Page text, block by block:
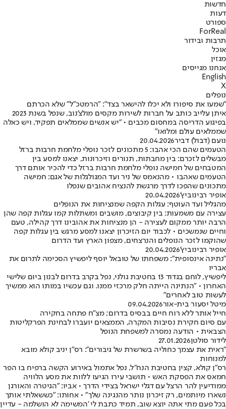
חדשות
דעות
ספורט
ForReal
תרבות ובידור
אוכל
מגזין
אנחנו מגייסים
English
X
נופלים
"שמעו את סיפורו ולא יכלו להישאר בצד": "הרמטכ"ל" שלא הכרתם
איתן עלייב כותב על חברות לשירות מקסים מולצ'נוב, שנפל בשנת 2023
בפיגוע הדריסה במחסום מכבים • "יש אנשים שממלאים תפקיד, ויש כאלה
שממלאים עולם ומלואו"
נועם (דבול) דביר20.04.2026
הטעמים שהם הכי אהבו: 5 מתכונים לזכר נופלי מלחמת חרבות ברזל
מבשלים לזכרם: בין מחבתות, תנורים וזיכרונות, יצאנו למסע בין
המטבחים של חמישה נופלי מלחמת חרבות ברזל כדי להכיר אותם דרך
הטעמים שאהבו • מהנאמס של ניר ועד המגולגלות של אגם: חמישה
מתכונים שהפכו לדרך מרגשת להנציח אהובים שנפלו
אופיר רבינוביץ'20.04.2026
מהגליל ועד העוטף: עגלות הקפה שמנציחות את הנופלים
עצירה עם משמעות: בין קיבוצים, מושבים ומשתלות קמו עגלות קפה שהן
הרבה יותר ממקום לעצירה - הן מנציחות את אהובינו דרך קהילה, טעם
וחיים שנמשכים • לכבוד יום הזיכרון יצאנו למסע מרגש בין עגלות קפה
שהוקמו לזכר הנופלים והנרצחים, מצפון הארץ ועד הדרום
אופיר רבינוביץ'20.04.2026
"נתינה אינסופית": משפחתו של טובאל יוסף ליפשיץ הסכימה לתרום את
אבריו
ליפשיץ, לוחם בגדוד 13 בחטיבת גולני, נפל בקרב בדרום לבנון ביום שלישי
האחרון • "הנתינה הייתה חלק מרכזי ממנו. וגם עכשיו במותו הוא ממשיך
לעשות טוב לאחרים"
מיטל יסעור בית-אור09.04.2026
חייל אותר ללא רוח חיים בבסיס בדרום; מצ"ח פתחה בחקירה
עם סיום חקירת נסיבות המקרה, הממצאים יועברו לבחינת הפרקליטות
הצבאית • הודעה נמסרה למשפחת הנופל
לידור סולטן27.01.2026
"ראית את עצמך כחוליה בשרשרת של גיבורים": רס"ן יניב קולא מובא
למנוחות
רס"ן קולא, קצין בחטיבת הנח"ל, נפל אתמול באירוע הקשה ברפיח בו הפר
חמאס את הפסקת האש • תושבי עירו הגיעו ללוות את מסע הלוויה
ממודיעין להר הרצל עם דגלי ישראל בצידי הדרך • אביו: "הגיטרה והאורגן
נשארו מיותמים, רק זיכרון נותר מהנגינה שלך" • אחותו: "כששאלתי אותך
בכל פעם מתי אתה יוצא שוב, תמיד כתבת לי 'המשימה לא הושלמה - עדיין